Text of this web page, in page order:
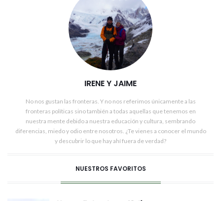
IRENE Y JAIME
No nos gustan las fronteras. Y no nos referimos únicamente a las
fronteras políticas sino también a todas aquellas que tenemos en
nuestra mente debido a nuestra educación y cultura, sembrando
diferencias, miedo y odio entre nosotros. ¿Te vienes a conocer el mundo
y descubrir lo que hay ahí fuera de verdad?
NUESTROS FAVORITOS